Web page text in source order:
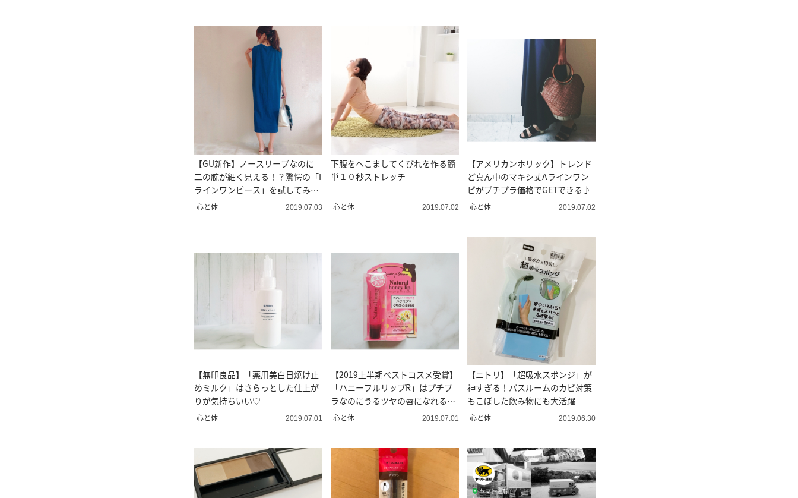
【GU新作】ノースリーブなのに
二の腕が細く見える！？驚愕の「I
ラインワンピース」を試してみ
た！
心と体 2019.07.03
下腹をへこましてくびれを作る簡
単１０秒ストレッチ
心と体 2019.07.02
【アメリカンホリック】トレンド
ど真ん中のマキシ丈Aラインワン
ピがプチプラ価格でGETできる♪
心と体 2019.07.02
【無印良品】「薬用美白日焼け止
めミルク」はさらっとした仕上が
りが気持ちいい♡
心と体 2019.07.01
【2019上半期ベストコスメ受賞】
「ハニーフルリップR」はプチプ
ラなのにうるツヤの唇になれるん
です！
心と体 2019.07.01
【ニトリ】「超吸水スポンジ」が
神すぎる！バスルームのカビ対策
もこぼした飲み物にも大活躍
心と体 2019.06.30